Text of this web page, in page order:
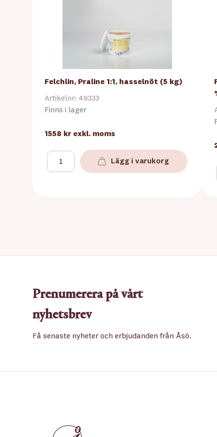
Felchlin, Praline 1:1, hasselnöt (5 kg)
Artikelnr: 49333
Finns i lager
1558 kr exkl. moms
Lägg i varukorg
Prenumerera på vårt
nyhetsbrev
Få senaste nyheter och erbjudanden från Åsö.